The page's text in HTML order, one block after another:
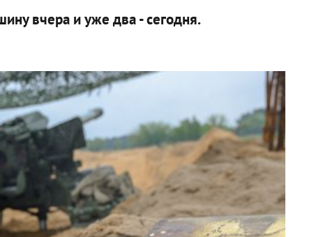
вчера и уже два - сегодня.